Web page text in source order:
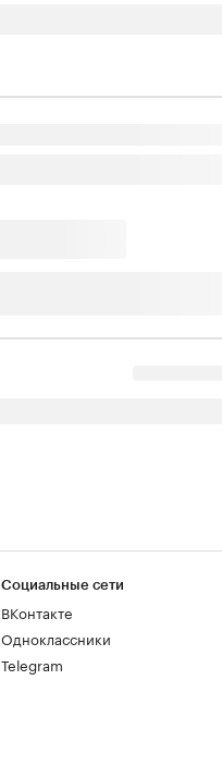
Социальные сети
ВКонтакте
Одноклассники
Telegram